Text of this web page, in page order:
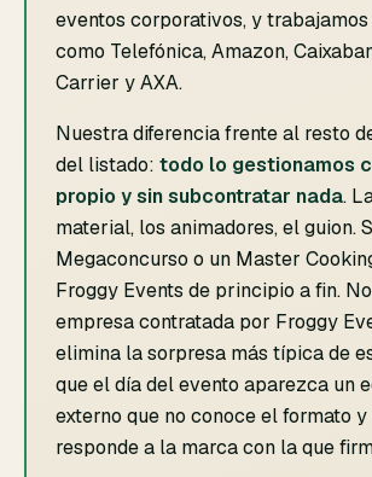
eventos corporativos, y
como Telefónica, Amazon,
Carrier y AXA.
Nuestra diferencia frente al resto
del listado: todo lo gestionamos
propio y sin subcontratar nada.
material, los animadores, el guion.
Megaconcurso o un Master
Froggy Events de principio a fin.
empresa contratada por Froggy
elimina la sorpresa más típica de
que el día del evento aparezca un
externo que no conoce el formato y
responde a la marca con la que